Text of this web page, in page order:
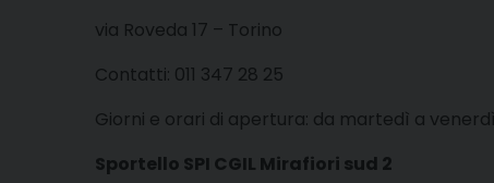
via Roveda 17 – Torino
Contatti: 011 347 28 25
Giorni e orari di apertura: da martedì a venerdì
Sportello SPI CGIL Mirafiori sud 2